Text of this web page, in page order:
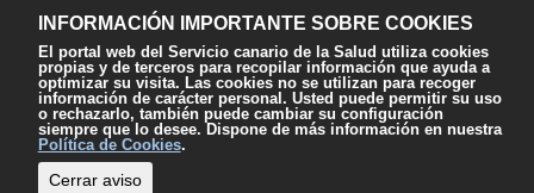
Contenido Accesibilidad Mapa web Contacto Sugerencias
SCS
Escuchar
INFORMACIÓN IMPORTANTE SOBRE COOKIES
El portal web del Servicio canario de la Salud utiliza cookies
propias y de terceros para recopilar información que ayuda a
optimizar su visita. Las cookies no se utilizan para recoger
información de carácter personal. Usted puede permitir su uso
o rechazarlo, también puede cambiar su configuración
siempre que lo desee. Dispone de más información en nuestra
Política de Cookies.
Cerrar aviso